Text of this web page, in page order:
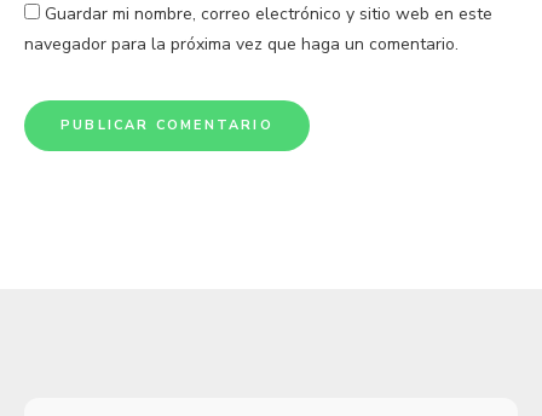
Guardar mi nombre, correo electrónico y sitio web en este
navegador para la próxima vez que haga un comentario.